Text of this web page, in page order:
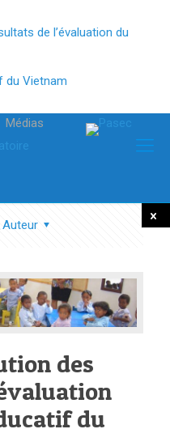
Médias
Auteur
des
du